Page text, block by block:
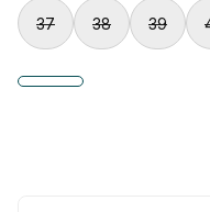
37 38 39